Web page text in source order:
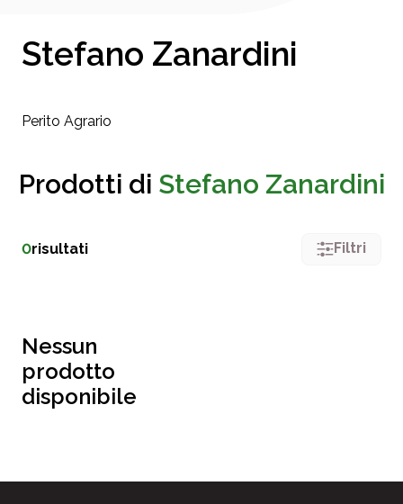
Stefano Zanardini
Perito Agrario
Prodotti di Stefano Zanardini
0risultati Filtri
Nessun
prodotto
disponibile